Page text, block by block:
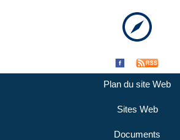
Plan du site Web
Sites Web
Documents